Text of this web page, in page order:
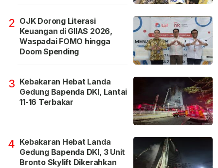
2 OJK Dorong Literasi
Keuangan di GIIAS 2026,
Waspadai FOMO hingga
Doom Spending
3 Kebakaran Hebat Landa
Gedung Bapenda DKI, Lantai
11-16 Terbakar
4 Kebakaran Hebat Landa
Gedung Bapenda DKI, 3 Unit
Bronto Skylift Dikerahkan